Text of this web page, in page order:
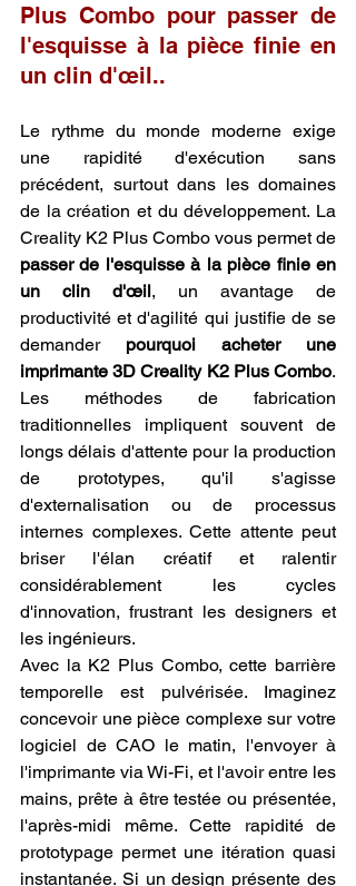
Plus Combo pour passer de
l'esquisse à la pièce finie en
un clin d'œil..
Le rythme du monde moderne exige
une rapidité d'exécution sans
précédent, surtout dans les domaines
de la création et du développement. La
passer de l'esquisse à la pièce finie en
un clin d'œil, un avantage de
productivité et d'agilité qui justifie de se
demander pourquoi acheter une
imprimante 3D Creality K2 Plus Combo.
Les méthodes de fabrication
traditionnelles impliquent souvent de
longs délais d'attente pour la production
de prototypes, qu'il s'agisse
d'externalisation ou de processus
internes complexes. Cette attente peut
briser l'élan créatif et ralentir
considérablement les cycles
d'innovation, frustrant les designers et
les ingénieurs.
Avec la K2 Plus Combo, cette barrière
temporelle est pulvérisée. Imaginez
concevoir une pièce complexe sur votre
logiciel de CAO le matin, l'envoyer à
l'imprimante via Wi-Fi, et l'avoir entre les
mains, prête à être testée ou présentée,
l'après-midi même. Cette rapidité de
prototypage permet une itération quasi
instantanée. Si un design présente des